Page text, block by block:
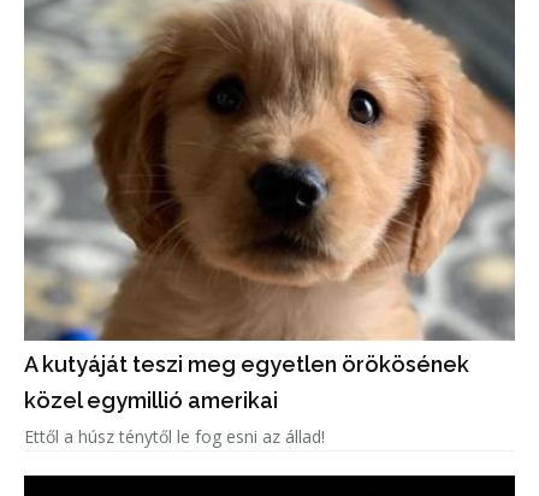
A kutyáját teszi meg egyetlen örökösének
közel egymillió amerikai
Ettől a húsz ténytől le fog esni az állad!